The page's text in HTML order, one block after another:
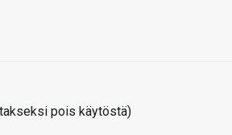
pois käytöstä)